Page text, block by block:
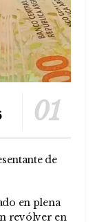
de
en plena
revólver en